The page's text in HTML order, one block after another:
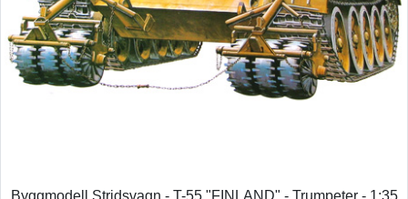
Byggmodell Stridsvagn - T-55 "FINLAND" - Trumpeter - 1:35